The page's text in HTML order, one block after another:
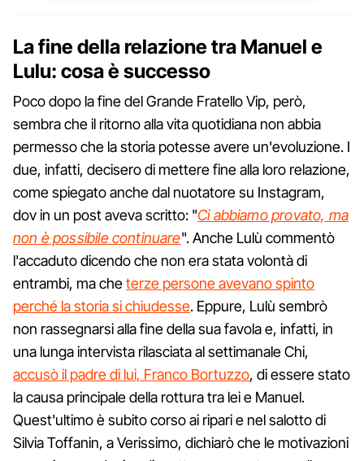
La fine della relazione tra Manuel e
Lulu: cosa è successo
Poco dopo la fine del Grande Fratello Vip, però,
sembra che il ritorno alla vita quotidiana non abbia
permesso che la storia potesse avere un'evoluzione. I
due, infatti, decisero di mettere fine alla loro relazione,
come spiegato anche dal nuotatore su Instagram,
dov in un post aveva scritto: "Ci abbiamo provato, ma
non è possibile continuare". Anche Lulù commentò
l'accaduto dicendo che non era stata volontà di
entrambi, ma cheterze persone avevano spinto
perché la storia si chiudesse. Eppure, Lulù sembrò
non rassegnarsi alla fine della sua favola e, infatti, in
una lunga intervista rilasciata al settimanale Chi,
accusò il padre di lui, Franco Bortuzzo, di essere stato
la causa principale della rottura tra lei e Manuel.
Quest'ultimo è subito corso ai ripari e nel salotto di
Silvia Toffanin, a Verissimo, dichiarò che le motivazioni